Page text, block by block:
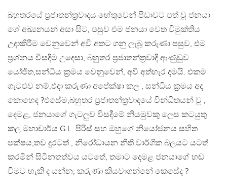
බහුතරයේ ප්‍රජාතන්ත්‍රවාදය හේතුවෙන් පිඩාවට පත් වූ ජනයා
ගේ අඛ්‍යනයන් අසා සිට, පසුව එම ජනයා වෙත විමුක්තිය
උදාකිරීම වෙනුවෙන් අවි අතට ගනු ලැබූ කරුණා පසුව, එම
ප්‍රශ්නය විසදීම උදෙසා, බහුතර ප්‍රජාතන්ත්‍රවාදී ආණුඩුව
යෝජිත,සන්ධිය ක්‍රමය වෙනුවෙන්, අවි අත්හැර දමයි. එකම
ගැටළුව නම්,එදා කරුණා අපේක්ෂා කල , සන්ධිය ක්‍රමය අද
කොහෙද ?එසේම,බහුතර ප්‍රජාතන්ත්‍රවාදයේ වින්ධිතයන් වූ ,
දෙමළ, ජනයාගේ ගැටලුව විසදීමේ නියමුවකු ලෙස කටයුතු
කල මහාචාර්ය G.L .පිරිස් සහ ඔහුගේ නියෝජනය සහිත
පක්ෂය,තව දුරටත් , නිරෝධායන නීති වාර්ගික බලයට යටත්
කරමින් සිටිනතත්වය යටතේ, තමාට දෙමළ ජනයාගේ හඬ
වීමට හැකි ද යන්න, කරුණා කියවාගන්නේ කෙසේද ?